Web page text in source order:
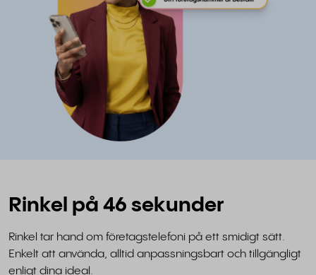
Rinkel på 46 sekunder
Rinkel tar hand om företagstelefoni på ett smidigt sätt.
Enkelt att använda, alltid anpassningsbart och tillgängligt
enligt dina ideal.